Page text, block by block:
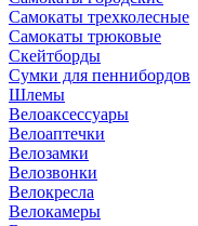
Самокаты трехколесные
Самокаты трюковые
Скейтборды
Сумки для пеннибордов
Шлемы
Велоаксессуары
Велоаптечки
Велозамки
Велозвонки
Велокресла
Велокамеры